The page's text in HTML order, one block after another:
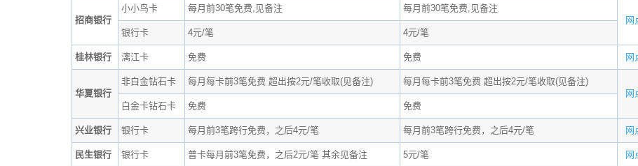
招商银行
小小鸟卡 每月前30笔免费,见备注
每月前30笔免费,见备注
网
银行卡 4元/笔 4元/笔
桂林银行 漓江卡 免费 免费 网
华夏银行
非白金钻石卡 每月每卡前3笔免费 超出按2元/笔收取(见备注)
每月每卡前3笔免费 超出按2元/笔收取(见备注)
网
白金卡钻石卡 免费 免费
兴业银行 银行卡 每月前3笔跨行免费，之后4元/笔 每月前3笔跨行免费，之后4元/笔 网
民生银行 银行卡 普卡每月前3笔免费，之后2元/笔 其余见备注 5元/笔 网